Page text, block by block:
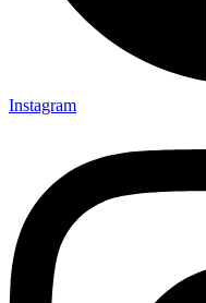
Instagram